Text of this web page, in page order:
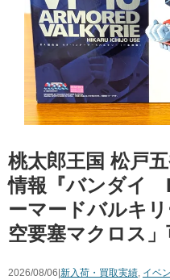
桃太郎王国 松戸
情報『バンダイ
ーマードバルキ
空要塞マクロス」
2026/08/06| 新入荷・買取実績, イベ